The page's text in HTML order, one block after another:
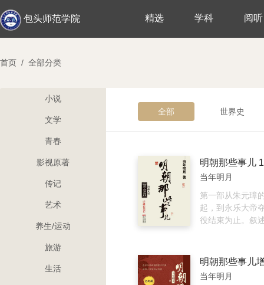
精选 学科 阅听
包头师范学院
首页 / 全部分类
小说
文学
青春
影视原著
传记
艺术
养生/运动
旅游
生活
全部 世界史
明朝那些事儿 1
当年明月
第一部从朱元璋
起，到永乐大帝
役结束为止。叙
平、太湖大决战
恶虎，铲除张士
遇春等不世名将
当年明月